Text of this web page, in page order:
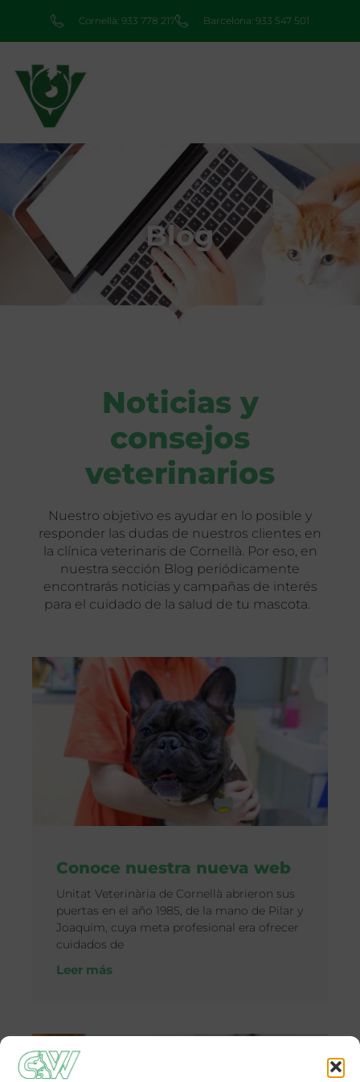
Cornellà: 933 778 217 Barcelona: 933 547 501
Blog
Noticias y
consejos
veterinarios
Nuestro objetivo es ayudar en lo posible y
responder las dudas de nuestros clientes en
la clínica veterinaris de Cornellà. Por eso, en
nuestra sección Blog periódicamente
encontrarás noticias y campañas de interés
para el cuidado de la salud de tu mascota.
Conoce nuestra nueva web
Unitat Veterinària de Cornellà abrieron sus
puertas en el año 1985, de la mano de Pilar y
Joaquim, cuya meta profesional era ofrecer
cuidados de
Leer más